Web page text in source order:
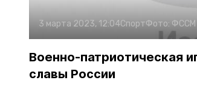
3 марта 2023, 12:04СпортФото: ФССМ
Военно-патриотическая
славы России